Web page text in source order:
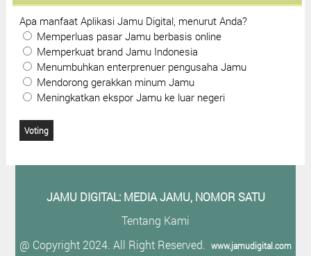
Apa manfaat Aplikasi Jamu Digital, menurut Anda?
Memperluas pasar Jamu berbasis online
Memperkuat brand Jamu Indonesia
Menumbuhkan enterprenuer pengusaha Jamu
Mendorong gerakkan minum Jamu
Meningkatkan ekspor Jamu ke luar negeri
JAMU DIGITAL: MEDIA JAMU, NOMOR SATU
Tentang Kami
@ Copyright 2024. All Right Reserved.
www.jamudigital.com